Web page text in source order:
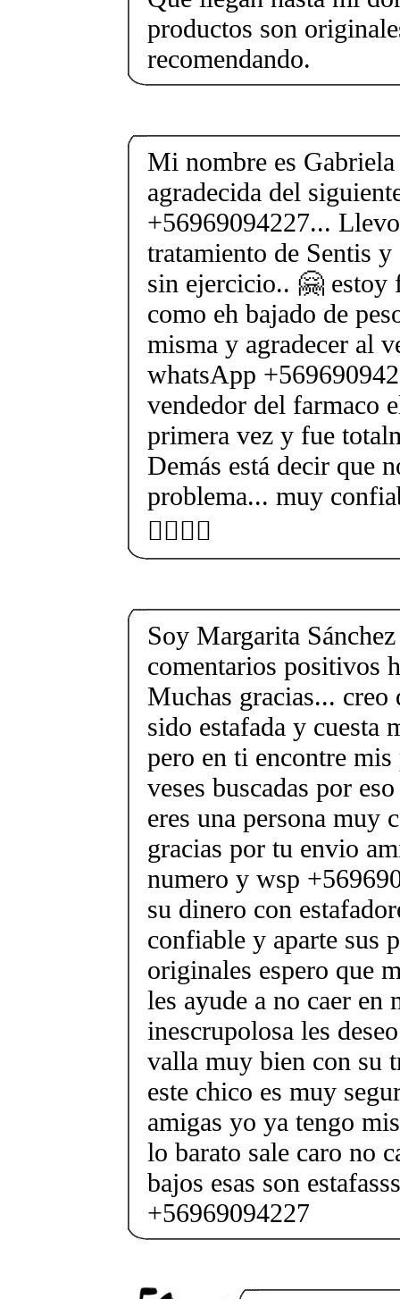
productos son
recomendando.
Mi nombre es
agradecida del
+56969094227...
tratamiento de Sentis
sin ejercicio.. 🤗 estoy
como eh bajado de
misma y agradecer al
whatsApp
vendedor del farmaco
primera vez y fue
Demás está decir que
problema... muy
👍🏻💃🏻
Soy Margarita
comentarios positivos
Muchas gracias... creo
sido estafada y cuesta
pero en ti encontre mis
veses buscadas por
eres una persona muy
gracias por tu envio
numero y wsp
su dinero con
confiable y aparte sus
originales espero que
les ayude a no caer en
inescrupolosa les
valla muy bien con su
este chico es muy
amigas yo ya tengo
lo barato sale caro no
bajos esas son
+56969094227